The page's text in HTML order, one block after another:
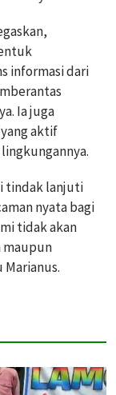
informasi dari
Ia juga
aktif
tindak lanjuti
nyata bagi
tidak akan
maupun